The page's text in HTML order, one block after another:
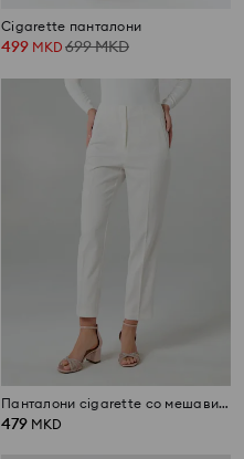
Cigarette панталони
499 MKD 699MKD
Панталони cigarette со мешавина на вискоза
479 MKD